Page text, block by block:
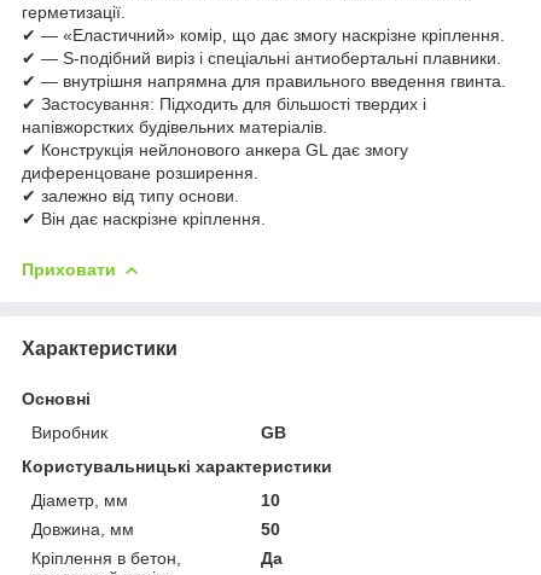
герметизації.
✔ — «Еластичний» комір, що дає змогу наскрізне кріплення.
✔ — S-подібний виріз і спеціальні антиобертальні плавники.
✔ — внутрішня напрямна для правильного введення гвинта.
✔ Застосування: Підходить для більшості твердих і
напівжорстких будівельних матеріалів.
✔ Конструкція нейлонового анкера GL дає змогу
диференцоване розширення.
✔ залежно від типу основи.
✔ Він дає наскрізне кріплення.
Приховати
Характеристики
Основні
Виробник
GB
Користувальницькі характеристики
Діаметр, мм
10
Довжина, мм
50
Кріплення в бетон,
Да